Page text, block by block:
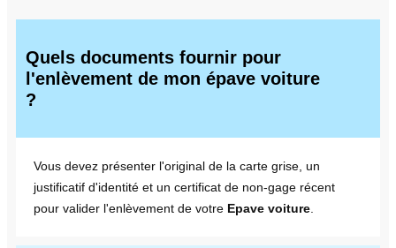
Quels documents fournir pour
l'enlèvement de mon épave voiture
?
Vous devez présenter l'original de la carte grise, un
justificatif d'identité et un certificat de non-gage récent
pour valider l'enlèvement de votre Epave voiture